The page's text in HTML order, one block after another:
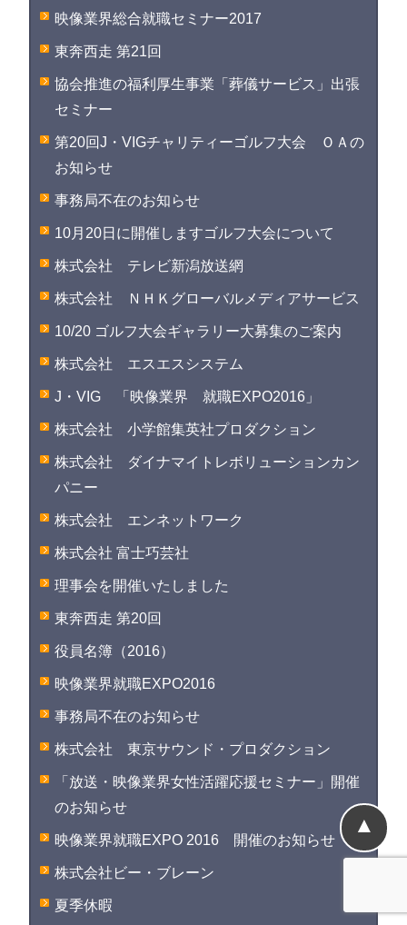
映像業界総合就職セミナー2017
東奔西走 第21回
協会推進の福利厚生事業「葬儀サービス」出張
セミナー
第20回J・VIGチャリティーゴルフ大会 ＯＡの
お知らせ
事務局不在のお知らせ
10月20日に開催しますゴルフ大会について
株式会社 テレビ新潟放送網
株式会社 ＮＨＫグローバルメディアサービス
10/20 ゴルフ大会ギャラリー大募集のご案内
株式会社 エスエスシステム
J・VIG 「映像業界 就職EXPO2016」
株式会社 小学館集英社プロダクション
株式会社 ダイナマイトレボリューションカン
パニー
株式会社 エンネットワーク
株式会社 富士巧芸社
理事会を開催いたしました
東奔西走 第20回
役員名簿（2016）
映像業界就職EXPO2016
事務局不在のお知らせ
株式会社 東京サウンド・プロダクション
「放送・映像業界女性活躍応援セミナー」開催
のお知らせ
映像業界就職EXPO 2016 開催のお知らせ
株式会社ビー・ブレーン
夏季休暇
▲